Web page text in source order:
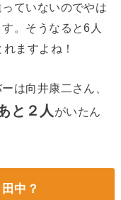
ていないのでやは
。そうなると6人
ますよね！
は向井康二さん、
と２人 がいたん
中？